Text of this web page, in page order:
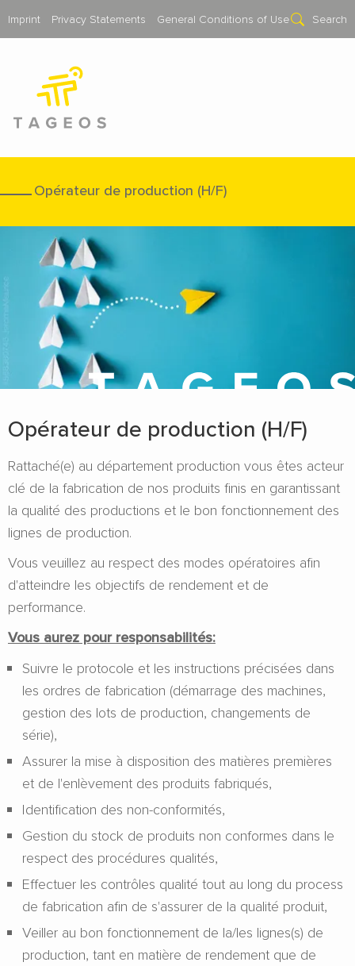
Imprint Privacy Statements General Conditions of Use Search
Opérateur de production (H/F)
Opérateur de production (H/F)
Rattaché(e) au département production vous êtes acteur
clé de la fabrication de nos produits finis en garantissant
la qualité des productions et le bon fonctionnement des
lignes de production.
Vous veuillez au respect des modes opératoires afin
d'atteindre les objectifs de rendement et de
performance.
Vous aurez pour responsabilités:
Suivre le protocole et les instructions précisées dans
les ordres de fabrication (démarrage des machines,
gestion des lots de production, changements de
série),
Assurer la mise à disposition des matières premières
et de l'enlèvement des produits fabriqués,
Identification des non-conformités,
Gestion du stock de produits non conformes dans le
respect des procédures qualités,
Effectuer les contrôles qualité tout au long du process
de fabrication afin de s'assurer de la qualité produit,
Veiller au bon fonctionnement de la/les lignes(s) de
production, tant en matière de rendement que de